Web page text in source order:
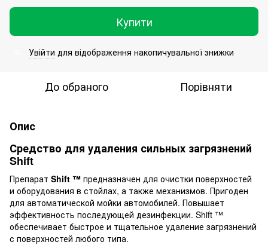
Купити
Увійти для відображення накопичувальної знижки
До обраного Порівняти
Опис
Средство для удаления сильных загрязнений
Shift
Препарат Shift ™ предназначен для очистки поверхностей
и оборудования в стойлах, а также механизмов. Пригоден
для автоматической мойки автомобилей. Повышает
эффективность последующей дезинфекции. Shift ™
обеспечивает быстрое и тщательное удаление загрязнений
с поверхностей любого типа.